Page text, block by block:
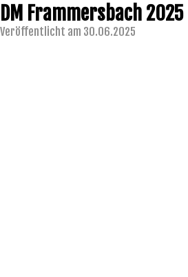
DM Frammersbach 2025
Veröffentlicht am 30.06.2025